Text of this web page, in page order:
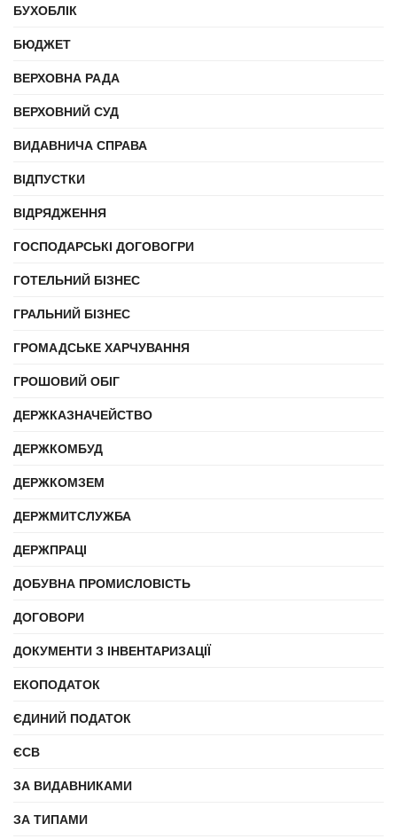
БУХОБЛІК
БЮДЖЕТ
ВЕРХОВНА РАДА
ВЕРХОВНИЙ СУД
ВИДАВНИЧА СПРАВА
ВІДПУСТКИ
ВІДРЯДЖЕННЯ
ГОСПОДАРСЬКІ ДОГОВОГРИ
ГОТЕЛЬНИЙ БІЗНЕС
ГРАЛЬНИЙ БІЗНЕС
ГРОМАДСЬКЕ ХАРЧУВАННЯ
ГРОШОВИЙ ОБІГ
ДЕРЖКАЗНАЧЕЙСТВО
ДЕРЖКОМБУД
ДЕРЖКОМЗЕМ
ДЕРЖМИТСЛУЖБА
ДЕРЖПРАЦІ
ДОБУВНА ПРОМИСЛОВІСТЬ
ДОГОВОРИ
ДОКУМЕНТИ З ІНВЕНТАРИЗАЦІЇ
ЕКОПОДАТОК
ЄДИНИЙ ПОДАТОК
ЄСВ
ЗА ВИДАВНИКАМИ
ЗА ТИПАМИ